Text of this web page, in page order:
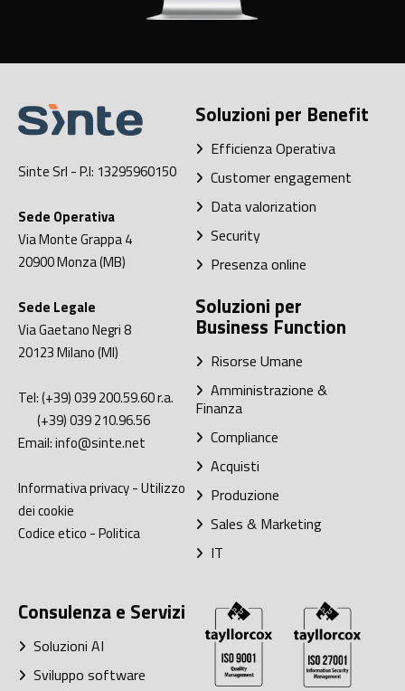
Sinte Srl - P.I: 13295960150
Sede Operativa
Via Monte Grappa 4
20900Monza (MB)
Sede Legale
Via Gaetano Negri 8
20123Milano (MI)
Tel:(+39) 039 200.59.60r.a.
(+39) 039 210.96.56
Email:info@sinte.net
Informativa privacy-Utilizzo
dei cookie
Codice etico -Politica
Soluzioni per Benefit
Efficienza Operativa
Customer engagement
Data valorization
Security
Presenza online
Soluzioni per
Business Function
Risorse Umane
Amministrazione &
Finanza
Compliance
Acquisti
Produzione
Sales & Marketing
IT
Consulenza e Servizi
Soluzioni AI
Sviluppo software